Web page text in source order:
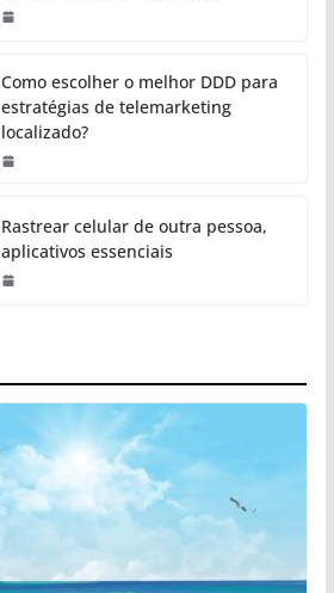
Como escolher o melhor DDD para
estratégias de telemarketing
localizado?
Rastrear celular de outra pessoa,
aplicativos essenciais